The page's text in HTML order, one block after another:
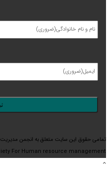
تمامی حقوق این سایت متعلق به انجمن مدیریت
For Human resource management